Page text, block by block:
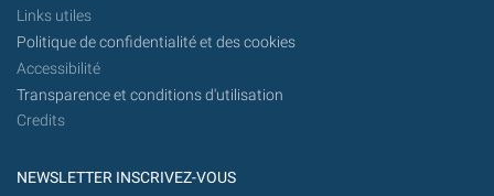
Links utiles
Politique de confidentialité et des cookies
Accessibilité
Transparence et conditions d'utilisation
Credits
NEWSLETTER INSCRIVEZ-VOUS